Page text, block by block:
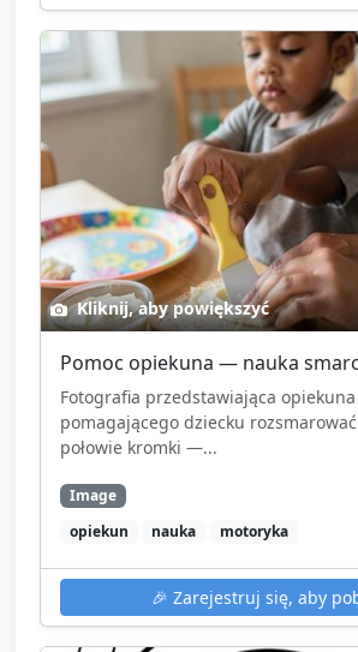
Kliknij, aby powiększyć
Pomoc opiekuna — nauka
Fotografia przedstawiająca opiekuna
pomagającego dziecku
połowie kromki —...
Image
opiekun
nauka motoryka
🎉 Zarejestruj się, aby